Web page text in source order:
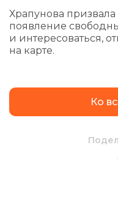
Храпунова
появление
и интересоваться,
на карте.
Ко